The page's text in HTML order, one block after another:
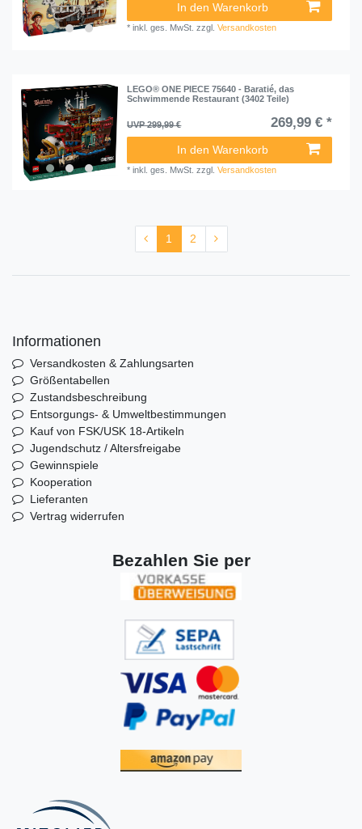
In den Warenkorb
*inkl. ges. MwSt. zzgl.Versandkosten
LEGO® ONE PIECE 75640 - Baratié, das
Schwimmende Restaurant (3402 Teile)
UVP 299,99 € 269,99 € *
In den Warenkorb
*inkl. ges. MwSt. zzgl.Versandkosten
1 2
Informationen
Versandkosten & Zahlungsarten
Größentabellen
Zustandsbeschreibung
Entsorgungs- & Umweltbestimmungen
Kauf von FSK/USK 18-Artikeln
Jugendschutz / Altersfreigabe
Gewinnspiele
Kooperation
Lieferanten
Vertrag widerrufen
Bezahlen Sie per